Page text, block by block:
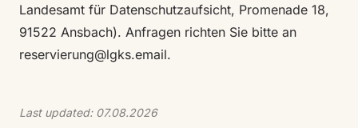
Landesamt für Datenschutzaufsicht, Promenade 18,
91522 Ansbach). Anfragen richten Sie bitte an
reservierung@lgks.email.
Last updated: 07.08.2026